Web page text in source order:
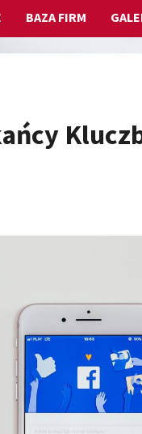
BAZA FIRM